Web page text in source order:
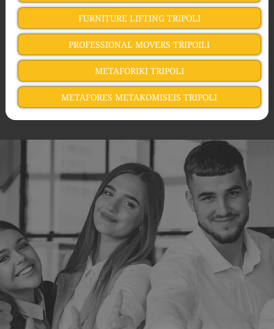
FURNITURE LIFTING TRIPOLI
PROFESSIONAL MOVERS TRIPOILI
METAFORIKI TRIPOLI
METAFORES METAKOMISEIS TRIPOLI